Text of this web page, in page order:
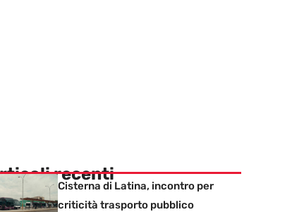
recenti
Cisterna di Latina, incontro per
criticità trasporto pubblico